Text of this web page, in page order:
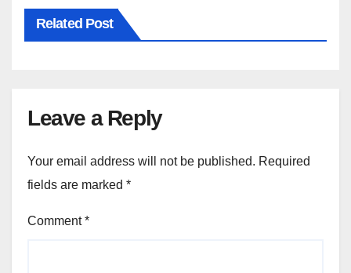
Related Post
Leave a Reply
Your email address will not be published. Required
fields are marked *
Comment*